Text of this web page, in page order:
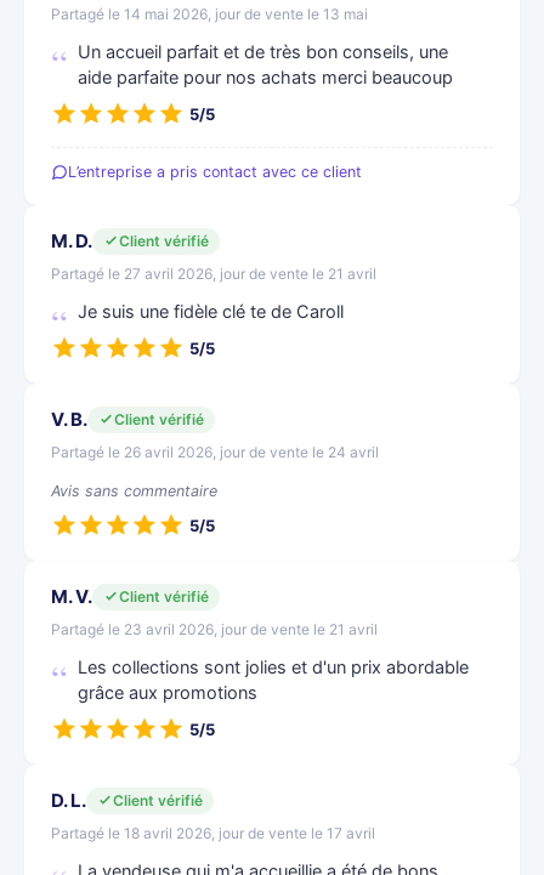
Partagé le 14 mai 2026, jour de vente le 13 mai
Un accueil parfait et de très bon conseils, une
aide parfaite pour nos achats merci beaucoup
5/5
L’entreprise a pris contact avec ce client
M. D.
Client vérifié
Partagé le 27 avril 2026, jour de vente le 21 avril
Je suis une fidèle clé te de Caroll
5/5
V. B.
Client vérifié
Partagé le 26 avril 2026, jour de vente le 24 avril
Avis sans commentaire
5/5
M. V.
Client vérifié
Partagé le 23 avril 2026, jour de vente le 21 avril
Les collections sont jolies et d'un prix abordable
grâce aux promotions
5/5
D. L.
Client vérifié
Partagé le 18 avril 2026, jour de vente le 17 avril